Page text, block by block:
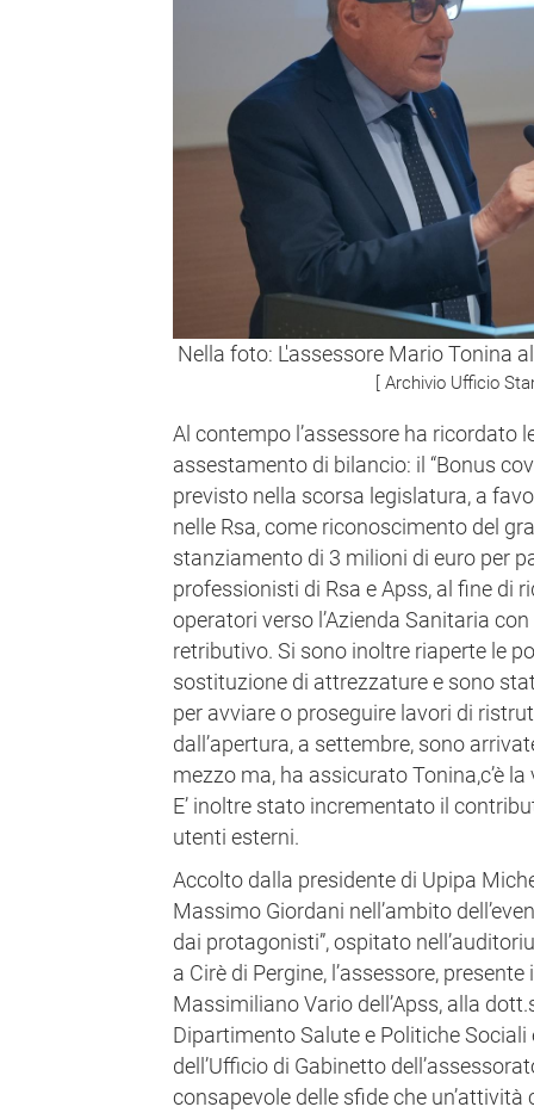
Nella foto: L'assessore Mario Tonina
[ Archivio Ufficio
Al contempo l’assessore ha ricordato
assestamento di bilancio: il “Bonus
previsto nella scorsa legislatura, a
nelle Rsa, come riconoscimento del
stanziamento di 3 milioni di euro per
professionisti di Rsa e Apss, al fine di
operatori verso l’Azienda Sanitaria
retributivo. Si sono inoltre riaperte le
sostituzione di attrezzature e sono
per avviare o proseguire lavori di
dall’apertura, a settembre, sono
mezzo ma, ha assicurato Tonina,c’è
E’ inoltre stato incrementato il
utenti esterni.
Accolto dalla presidente di Upipa
Massimo Giordani nell’ambito
dai protagonisti”, ospitato
a Cirè di Pergine, l’assessore,
Massimiliano Vario dell’Apss, alla
Dipartimento Salute e Politiche
dell’Ufficio di Gabinetto
consapevole delle sfide che un’attività